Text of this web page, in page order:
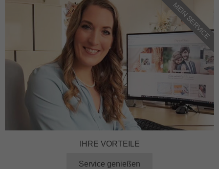
IHRE VORTEILE
Service genießen
MEIN SERVICE